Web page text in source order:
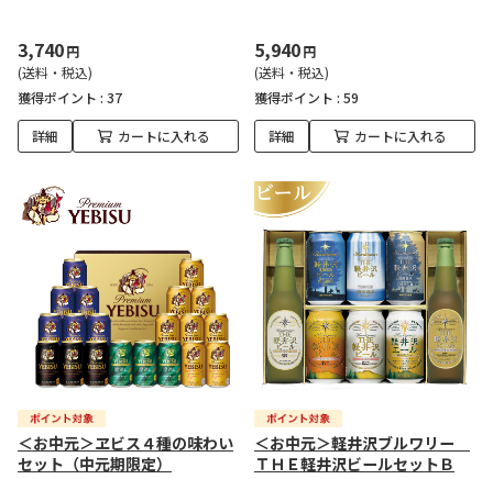
3,740円
(送料・税込)
獲得ポイント : 37
詳細 カートに入れる
5,940円
(送料・税込)
獲得ポイント : 59
詳細 カートに入れる
＜お中元＞ヱビス４種の味わい
セット（中元期限定）
＜お中元＞軽井沢ブルワリー
ＴＨＥ軽井沢ビールセットＢ